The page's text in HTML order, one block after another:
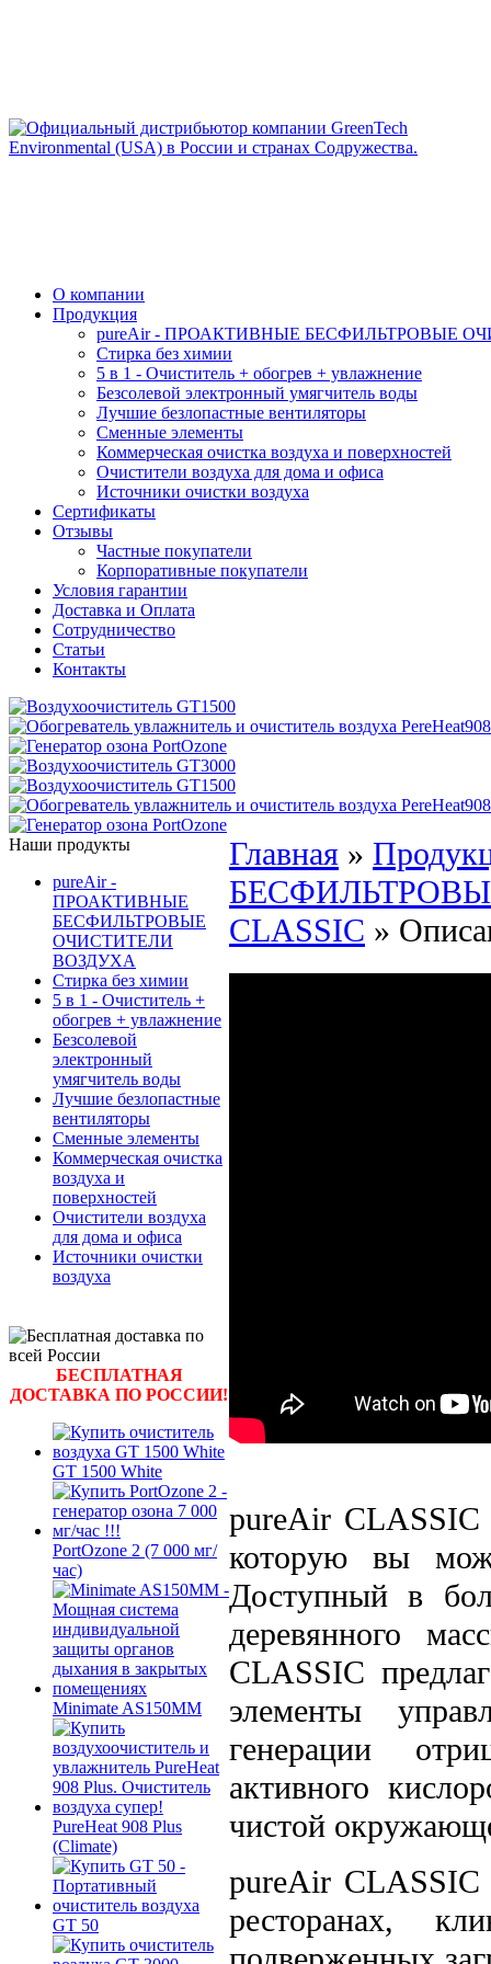
О компании
Продукция
pureAir - ПРОАКТИВНЫЕ БЕСФИЛЬТРОВЫЕ
Стирка без химии
5 в 1 - Очиститель + обогрев + увлажнение
Безсолевой электронный умягчитель воды
Лучшие безлопастные вентиляторы
Сменные элементы
Коммерческая очистка воздуха и поверхностей
Очистители воздуха для дома и офиса
Источники очистки воздуха
Сертификаты
Отзывы
Частные покупатели
Корпоративные покупатели
Условия гарантии
Доставка и Оплата
Сотрудничество
Статьи
Контакты
Наши продукты
pureAir -
ПРОАКТИВНЫЕ
БЕСФИЛЬТРОВЫЕ
ОЧИСТИТЕЛИ
ВОЗДУХА
Стирка без химии
5 в 1 - Очиститель +
обогрев + увлажнение
Безсолевой
электронный
умягчитель воды
Лучшие безлопастные
вентиляторы
Сменные элементы
Коммерческая очистка
воздуха и
поверхностей
Очистители воздуха
для дома и офиса
Источники очистки
воздуха
БЕСПЛАТНАЯ
ДОСТАВКА ПО РОССИИ!
GT 1500 White
PortOzone 2 (7 000 мг/
час)
Minimate AS150MM
PureHeat 908 Plus
(Climate)
GT 50
Главная »
CLASSIC »
pureAir CLASSIC
которую вы
Доступный в
деревянного
CLASSIC
элементы
генерации
активного
чистой
pureAir CLASSIC
ресторанах,